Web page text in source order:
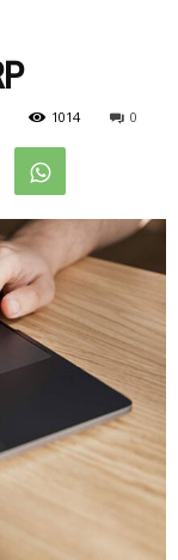
1014 0